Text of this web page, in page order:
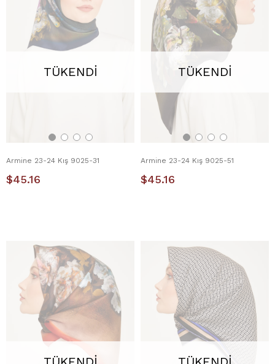
TÜKENDI
Armine 23-24 Kış 9025-31
$45.16
TÜKENDI
Armine 23-24 Kış 9025-51
$45.16